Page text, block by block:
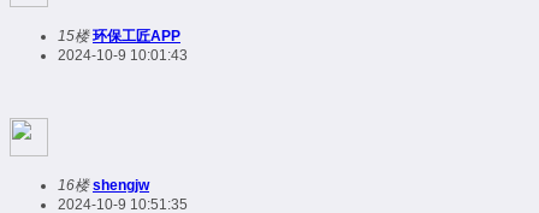
15楼 环保工匠APP
2024-10-9 10:01:43
16楼 shengjw
2024-10-9 10:51:35